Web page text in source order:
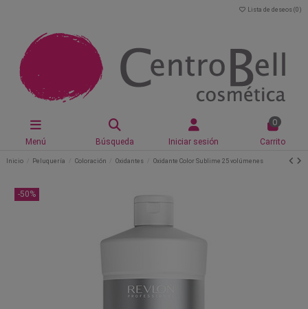
Lista de deseos (0 )
Menú Búsqueda Iniciar sesión
0
Carrito
Inicio Peluquería Coloración Oxidantes Oxidante Color Sublime 25 volúmenes
-50%